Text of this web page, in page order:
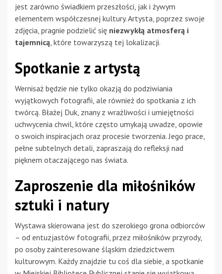
jest zarówno świadkiem przeszłości, jak i żywym
elementem współczesnej kultury. Artysta, poprzez swoje
zdjęcia, pragnie podzielić się niezwykłą atmosferą i
tajemnicą , które towarzyszą tej lokalizacji.
Spotkanie z artystą
Wernisaż będzie nie tylko okazją do podziwiania
wyjątkowych fotografii, ale również do spotkania z ich
twórcą. Błażej Duk, znany z wrażliwości i umiejętności
uchwycenia chwil, które często umykają uwadze, opowie
o swoich inspiracjach oraz procesie tworzenia. Jego prace,
pełne subtelnych detali, zapraszają do refleksji nad
pięknem otaczającego nas świata.
Zaproszenie dla miłośników
sztuki i natury
Wystawa skierowana jest do szerokiego grona odbiorców
– od entuzjastów fotografii, przez miłośników przyrody,
po osoby zainteresowane śląskim dziedzictwem
kulturowym. Każdy znajdzie tu coś dla siebie, a spotkanie